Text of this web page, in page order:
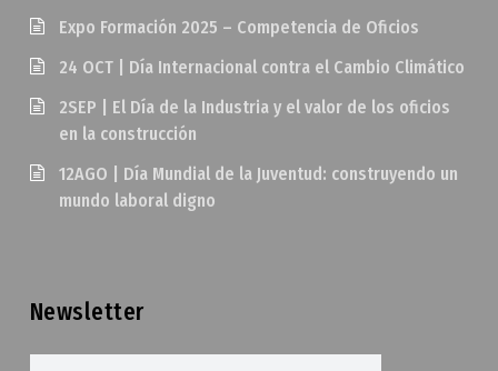
Expo Formación 2025 – Competencia de Oficios
24 OCT | Día Internacional contra el Cambio Climático
2SEP | El Día de la Industria y el valor de los oficios
en la construcción
12AGO | Día Mundial de la Juventud: construyendo un
mundo laboral digno
Newsletter